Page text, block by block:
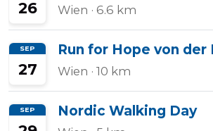
26 Wien · 6.6 km
SEP
27
Run for Hope von der
Wien · 10 km
SEP Nordic Walking Day